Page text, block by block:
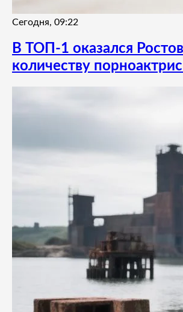
Сегодня, 09:22
В ТОП-1 оказался
количеству